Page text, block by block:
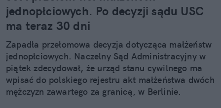
jednopłciowych. Po decyzji sądu USC
ma teraz 30 dni
Zapadła przełomowa decyzja dotycząca małżeństw
jednopłciowych. Naczelny Sąd Administracyjny w
piątek zdecydował, że urząd stanu cywilnego ma
wpisać do polskiego rejestru akt małżeństwa dwóch
mężczyzn zawartego za granicą, w Berlinie.